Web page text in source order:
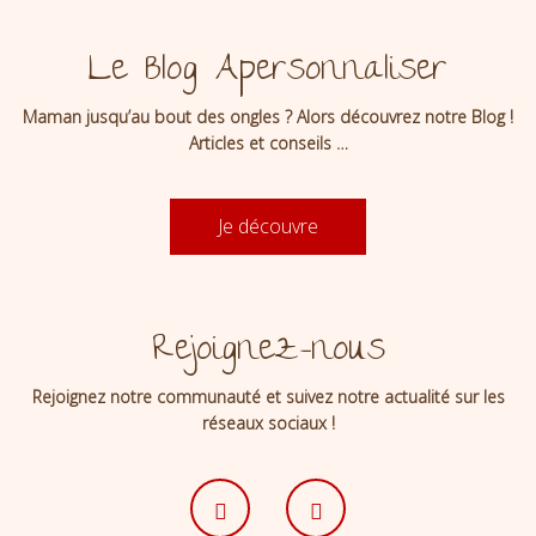
Le Blog Apersonnaliser
Maman jusqu’au bout des ongles ? Alors découvrez notre Blog !
Articles et conseils …
Je découvre
Rejoignez-nous
Rejoignez notre communauté et suivez notre actualité sur les
réseaux sociaux !